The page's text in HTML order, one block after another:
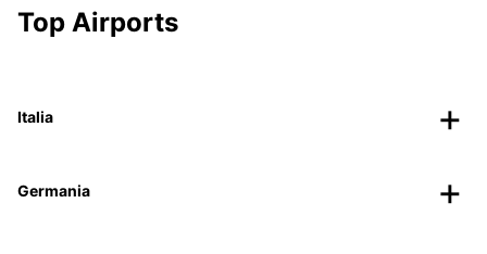
Top Airports
Italia
Germania